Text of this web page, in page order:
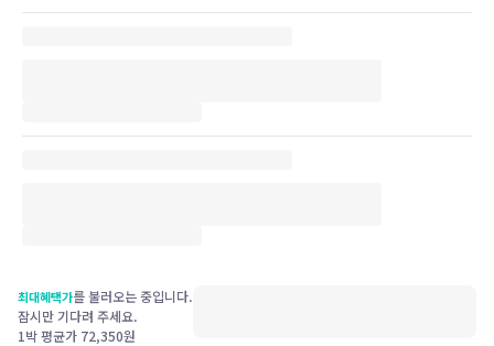
최대혜택가를 불러오는 중입니다.
잠시만 기다려 주세요.
1박 평균가 72,350원